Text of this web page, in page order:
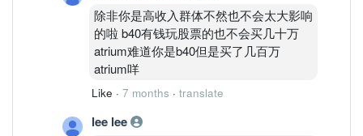
除非你是高收入群体不然也不会太大影响
的啦 b40有钱玩股票的也不会买几十万
atrium难道你是b40但是买了几百万
atrium咩
Like · 7 months · translate
lee lee